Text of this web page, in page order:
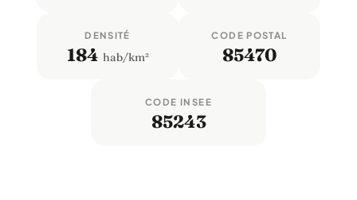
DENSITÉ
184 hab/km²
CODE POSTAL
85470
CODE INSEE
85243